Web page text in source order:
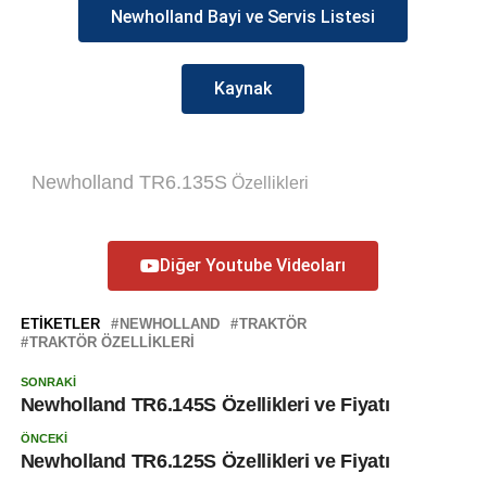
Newholland Bayi ve Servis Listesi
Kaynak
Newholland TR6.135S Özellikleri
Diğer Youtube Videoları
ETIKETLER NEWHOLLAND
TRAKTÖR
TRAKTÖR ÖZELLIKLERI
SONRAKI
Newholland TR6.145S Özellikleri ve Fiyatı
ÖNCEKI
Newholland TR6.125S Özellikleri ve Fiyatı